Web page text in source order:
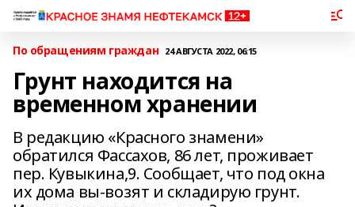
По обращениям граждан 24 АВГУСТА 2022, 06:15
Грунт находится на
временном хранении
В редакцию «Красного знамени»
обратился Фассахов, 86 лет, проживает
пер. Кувыкина,9. Сообщает, что под окна
их дома вы-возят и складирую грунт.